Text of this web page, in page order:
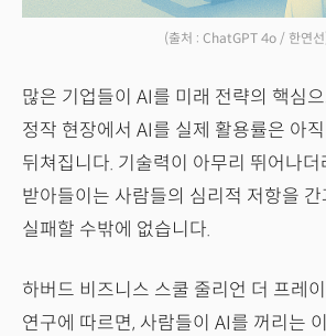
(출처 : ChatGPT 4o / 한연
많은 기업들이 AI를 미래 전략의 핵심
정작 현장에서 AI를 실제 활용률은 아직
뒤쳐집니다. 기술력이 아무리 뛰어나더
받아들이는 사람들의 심리적 저항을
실패할 수밖에 없습니다.
하버드 비즈니스 스쿨 줄리언 더 프레
연구에 따르면, 사람들이 AI를 꺼리는